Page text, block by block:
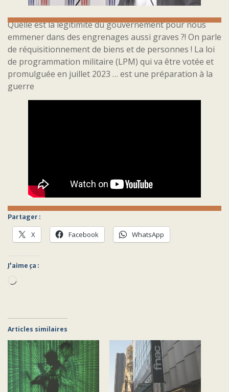
Quelle est la légitimité du gouvernement pour nous
emmener dans des engrenages aussi graves ?! On parle
de réquisitionnement de biens et de personnes ! La loi
de programmation militaire (LPM) qui va être votée et
promulguée en juillet 2023 … est une préparation à la
guerre
Partager :
X Facebook WhatsApp
J’aime ça :
Chargement…
Articles similaires